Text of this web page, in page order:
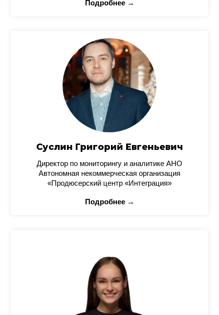
Подробнее →
Суслин Григорий Евгеньевич
Директор по мониторингу и аналитике АНО
Автономная некоммерческая организация
«Продюсерский центр «Интеграция»
Подробнее →